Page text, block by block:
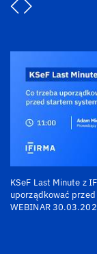
KSeF Last Minute z
uporządkować
WEBINAR